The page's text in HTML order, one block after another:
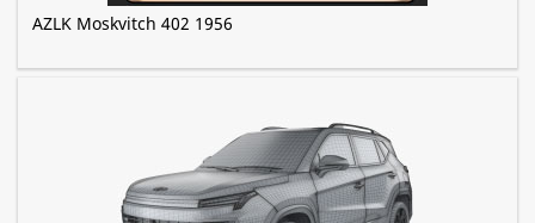
AZLK Moskvitch 402 1956